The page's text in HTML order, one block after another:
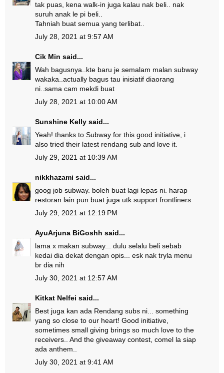
tak puas, kena walk-in juga kalau nak beli.. nak
suruh anak le pi beli..
Tahniah buat semua yang terlibat..
July 28, 2021 at 9:57 AM
Cik Min said...
Wah bagusnya..kte baru je semalam malan subway
wakaka..actually bagus tau inisiatif diaorang
ni..sama cam mekdi buat
July 28, 2021 at 10:00 AM
Sunshine Kelly said...
Yeah! thanks to Subway for this good initiative, i
also tried their latest rendang sub and love it.
July 29, 2021 at 10:39 AM
nikkhazami said...
goog job subway. boleh buat lagi lepas ni. harap
restoran lain pun buat juga utk support frontliners
July 29, 2021 at 12:19 PM
AyuArjuna BiGoshh said...
lama x makan subway... dulu selalu beli sebab
kedai dia dekat dengan opis... esk nak tryla menu
br dia nih
July 30, 2021 at 12:57 AM
Kitkat Nelfei said...
Best juga kan ada Rendang subs ni... something
yang so close to our heart! Good initiative,
sometimes small giving brings so much love to the
receivers.. And the giveaway contest, comel la siap
ada anthem..
July 30, 2021 at 9:41 AM